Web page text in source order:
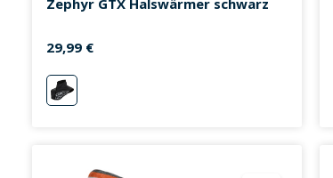
Zephyr GTX Halswärmer schwarz
29,99 €
schwarz